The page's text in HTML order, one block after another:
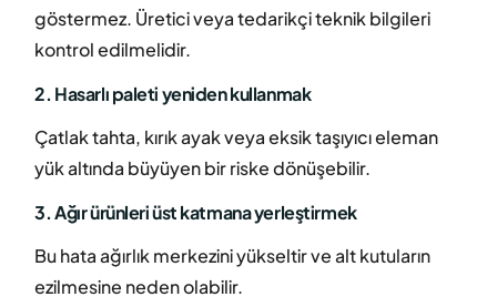
göstermez. Üretici veya tedarikçi teknik bilgileri
kontrol edilmelidir.
2. Hasarlı paleti yeniden kullanmak
Çatlak tahta, kırık ayak veya eksik taşıyıcı eleman
yük altında büyüyen bir riske dönüşebilir.
3. Ağır ürünleri üst katmana yerleştirmek
Bu hata ağırlık merkezini yükseltir ve alt kutuların
ezilmesine neden olabilir.